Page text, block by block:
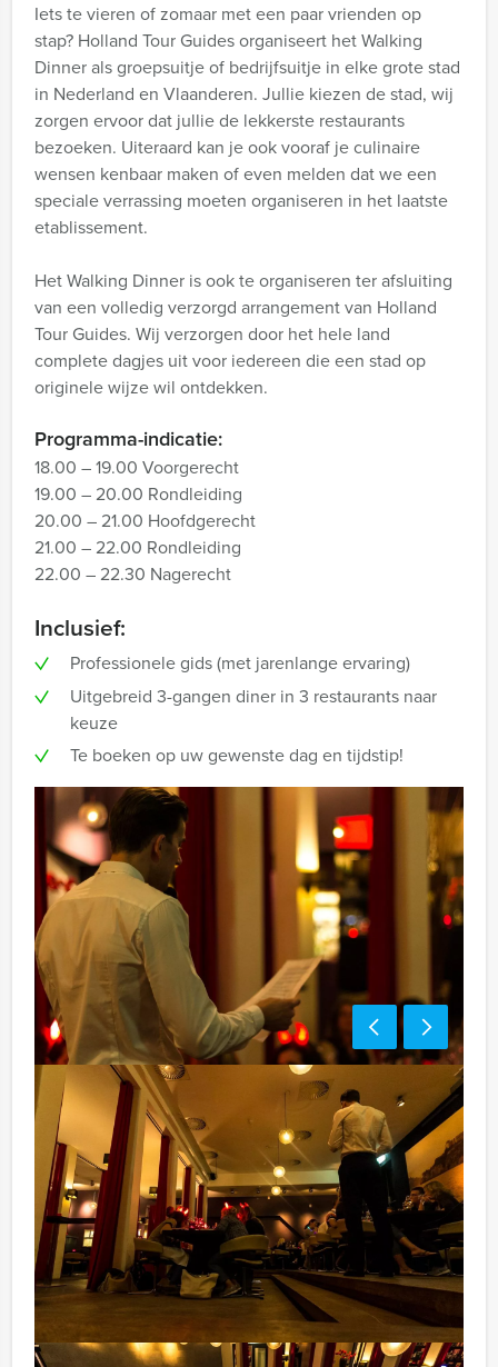
Iets te vieren of zomaar met een paar vrienden op
stap? Holland Tour Guides organiseert het Walking
Dinner als groepsuitje of bedrijfsuitje in elke grote stad
in Nederland en Vlaanderen. Jullie kiezen de stad, wij
zorgen ervoor dat jullie de lekkerste restaurants
bezoeken. Uiteraard kan je ook vooraf je culinaire
wensen kenbaar maken of even melden dat we een
speciale verrassing moeten organiseren in het laatste
etablissement.
Het Walking Dinner is ook te organiseren ter afsluiting
van een volledig verzorgd arrangement van Holland
Tour Guides. Wij verzorgen door het hele land
complete dagjes uit voor iedereen die een stad op
originele wijze wil ontdekken.
Programma-indicatie:
18.00 – 19.00 Voorgerecht
19.00 – 20.00 Rondleiding
20.00 – 21.00 Hoofdgerecht
21.00 – 22.00 Rondleiding
22.00 – 22.30 Nagerecht
Inclusief:
Professionele gids (met jarenlange ervaring)
Uitgebreid 3-gangen diner in 3 restaurants naar
keuze
Te boeken op uw gewenste dag en tijdstip!
Optioneel:
Niet telkens uw knip hoeven trekken om uw drankje af
te rekenen? Voor € 13,50 per persoon per uur dat u in
het restaurant doorbrengt (excl. BTW) kunt u
gebruikmaken van het drankarrangement, waarbij u
onbeperkt kunt genieten van bier, fris, huiswijn, koffie
en thee. En…zo komt u ook achteraf niet voor
verrassingen te staan!
Komt u niet aan het minimale aantal deelnemers? Als u